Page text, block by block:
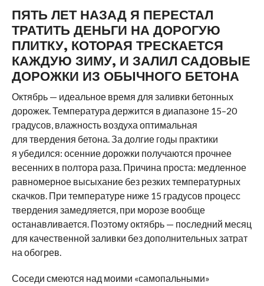
ПЯТЬ ЛЕТ НАЗАД Я ПЕРЕСТАЛ
ТРАТИТЬ ДЕНЬГИ НА ДОРОГУЮ
ПЛИТКУ, КОТОРАЯ ТРЕСКАЕТСЯ
КАЖДУЮ ЗИМУ, И ЗАЛИЛ САДОВЫЕ
ДОРОЖКИ ИЗ ОБЫЧНОГО БЕТОНА
Октябрь — идеальное время для заливки бетонных
дорожек. Температура держится в диапазоне 15–20
градусов, влажность воздуха оптимальная
для твердения бетона. За долгие годы практики
я убедился: осенние дорожки получаются прочнее
весенних в полтора раза. Причина проста: медленное
равномерное высыхание без резких температурных
скачков. При температуре ниже 15 градусов процесс
твердения замедляется, при морозе вообще
останавливается. Поэтому октябрь — последний месяц
для качественной заливки без дополнительных затрат
на обогрев.
Соседи смеются над моими «самопальными»